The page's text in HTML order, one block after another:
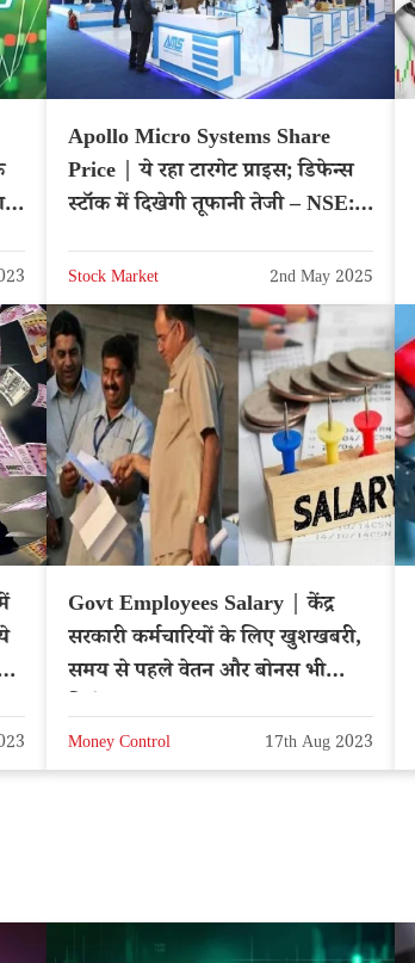
Apollo Micro Systems Share
Price | ये रहा टारगेट प्राइस; डिफेन्स
स्टॉक में दिखेगी तूफानी तेजी – NSE:
Stock Market 2nd May 2025
Govt Employees Salary | केंद्र
सरकारी कर्मचारियों के लिए खुशखबरी,
समय से पहले वेतन और बोनस भी
Money Control 17th Aug 2023